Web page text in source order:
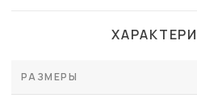
РАЗМЕРЫ